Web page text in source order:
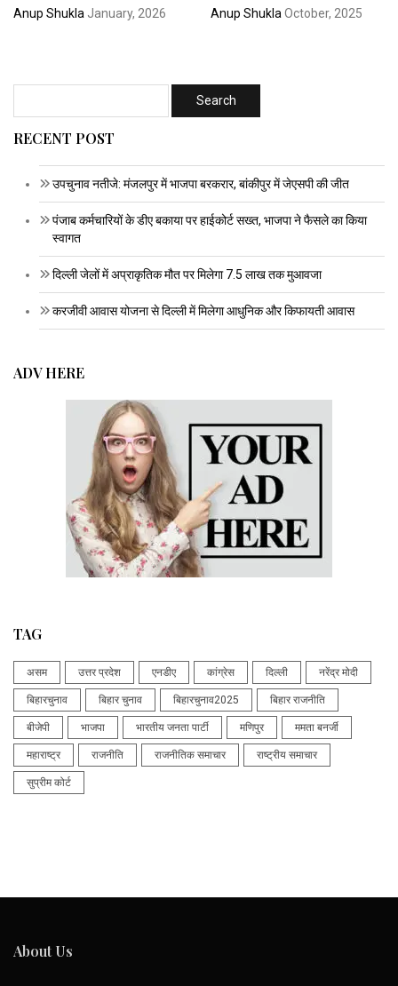
Anup Shukla January, 2026 Anup Shukla October, 2025
RECENT POST
उपचुनाव नतीजे: मंजलपुर में भाजपा बरकरार, बांकीपुर में जेएसपी की जीत
पंजाब कर्मचारियों के डीए बकाया पर हाईकोर्ट सख्त, भाजपा ने फैसले का किया
स्वागत
दिल्ली जेलों में अप्राकृतिक मौत पर मिलेगा 7.5 लाख तक मुआवजा
करजीवी आवास योजना से दिल्ली में मिलेगा आधुनिक और किफायती आवास
ADV HERE
TAG
असम उत्तर प्रदेश एनडीए कांग्रेस दिल्ली नरेंद्र मोदी
बिहारचुनाव बिहार चुनाव बिहारचुनाव2025 बिहार राजनीति
बीजेपी भाजपा भारतीय जनता पार्टी मणिपुर ममता बनर्जी
महाराष्ट्र राजनीति राजनीतिक समाचार राष्ट्रीय समाचार
सुप्रीम कोर्ट
About Us